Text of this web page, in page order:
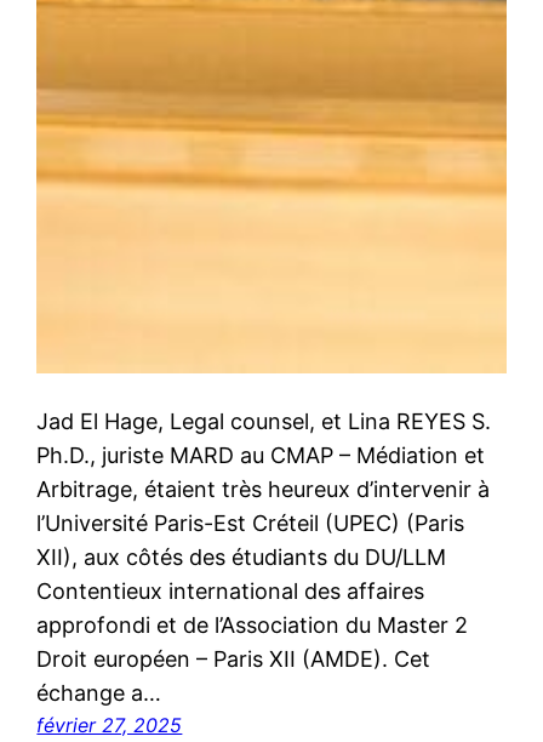
Jad El Hage, Legal counsel, et Lina REYES S.
Ph.D., juriste MARD au CMAP – Médiation et
Arbitrage, étaient très heureux d’intervenir à
l’Université Paris-Est Créteil (UPEC) (Paris
XII), aux côtés des étudiants du DU/LLM
Contentieux international des affaires
approfondi et de l’Association du Master 2
Droit européen – Paris XII (AMDE). Cet
échange a…
février 27, 2025